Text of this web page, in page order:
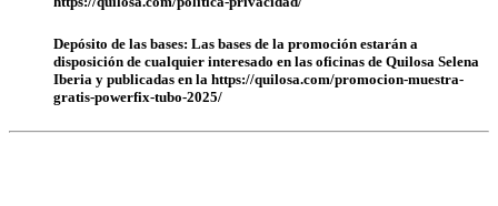
Depósito de las bases: Las bases de la promoción estarán a
disposición de cualquier interesado en las oficinas de Quilosa Selena
Iberia y publicadas en la https://quilosa.com/promocion-muestra-
gratis-powerfix-tubo-2025/